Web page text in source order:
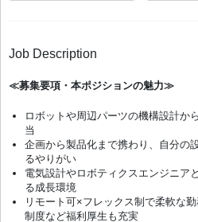
Job Description
≪募集要項・本ポジションの魅力≫
ロボットや周辺パーツの機構設計か
当
企画から製品化まで携わり、自分の
るやりがい
電気設計やロボティクスエンジニア
る成長環境
リモート可×フレックス制で柔軟な
制度など福利厚生も充実